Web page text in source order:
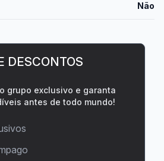
Não
DESCONTOS
grupo exclusivo e garanta
antes de todo mundo!